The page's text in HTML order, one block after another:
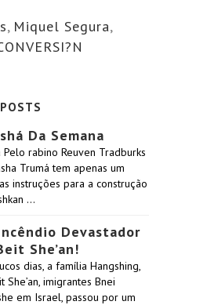
, Miquel Segura,
Da Semana
Pelo rabino Reuven Tradburks
Trumá tem apenas um
instruções para a construção
…
Devastador
She’an!
dias, a família Hangshing,
She’an, imigrantes Bnei
em Israel, passou por um